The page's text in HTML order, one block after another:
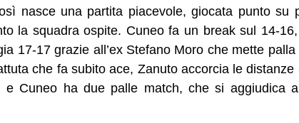
nasce una partita piacevole, giocata punto su
la squadra ospite. Cuneo fa un break sul 14-
17-17 grazie all’ex Stefano Moro che mette
che fa subito ace, Zanuto accorcia le
e Cuneo ha due palle match, che si aggiudica